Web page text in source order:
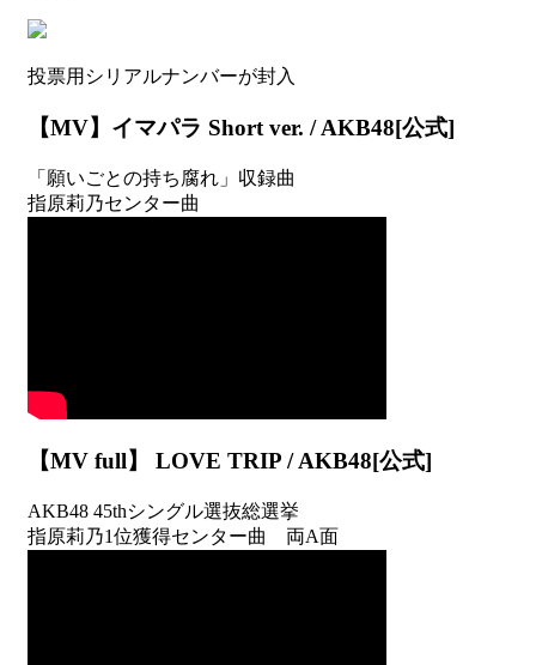
投票用シリアルナンバーが封入
【MV】イマパラ Short ver. / AKB48[公式]
「願いごとの持ち腐れ」収録曲
指原莉乃センター曲
【MV full】 LOVE TRIP / AKB48[公式]
AKB48 45thシングル選抜総選挙
指原莉乃1位獲得センター曲 両A面